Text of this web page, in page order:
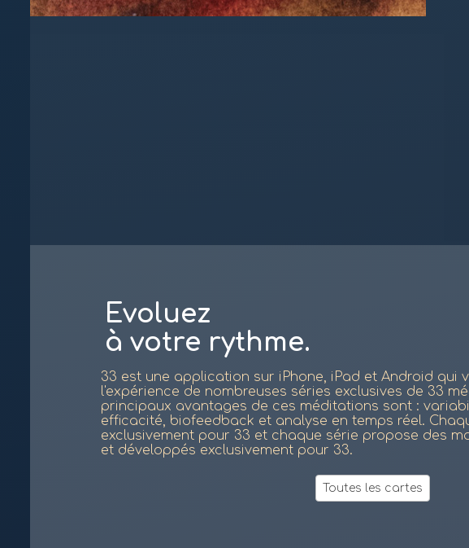
Evoluez
à votre rythme.
33 est une application sur iPhone, iPad et Android qui
l'expérience de nombreuses séries exclusives de 33
principaux avantages de ces méditations sont :
efficacité, biofeedback et analyse en temps réel.
exclusivement pour 33 et chaque série propose des
et développés exclusivement pour 33.
Toutes les cartes